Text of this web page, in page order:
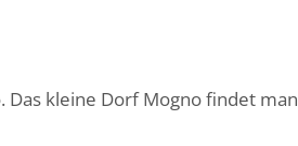
Das kleine Dorf Mogno findet man